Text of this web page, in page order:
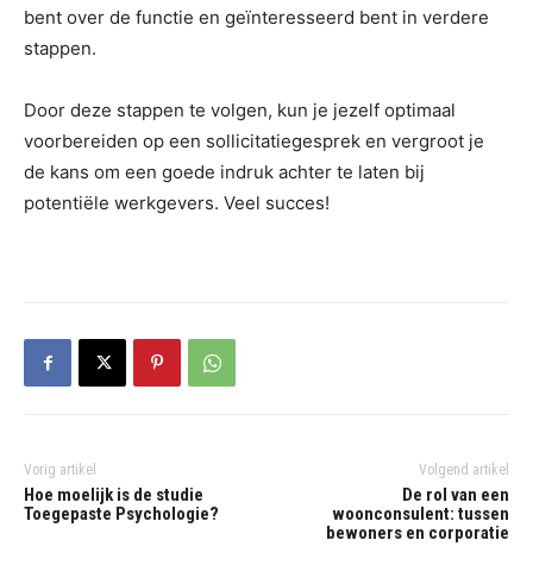
bent over de functie en geïnteresseerd bent in verdere
stappen.
Door deze stappen te volgen, kun je jezelf optimaal
voorbereiden op een sollicitatiegesprek en vergroot je
de kans om een goede indruk achter te laten bij
potentiële werkgevers. Veel succes!
Vorig artikel
Hoe moelijk is de studie
Toegepaste Psychologie?
Volgend artikel
De rol van een
woonconsulent: tussen
bewoners en corporatie